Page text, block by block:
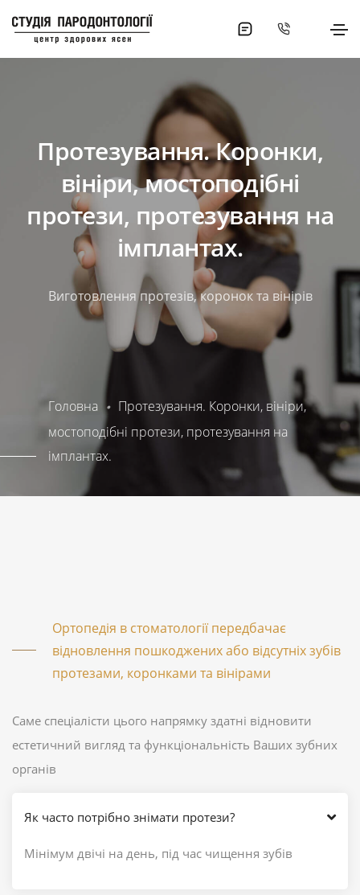
Протезування. Коронки,
вініри, мостоподібні
протези, протезування на
імплантах.
Виготовлення протезів, коронок та вінірів
Головна
Протезування. Коронки, вініри,
мостоподібні протези, протезування на
імплантах.
Ортопедія в стоматології передбачає
відновлення пошкоджених або відсутніх зубів
протезами, коронками та вінірами
Саме спеціалісти цього напрямку здатні відновити
естетичний вигляд та функціональність Ваших зубних
органів
Як часто потрібно знімати протези?
Мінімум двічі на день, під час чищення зубів